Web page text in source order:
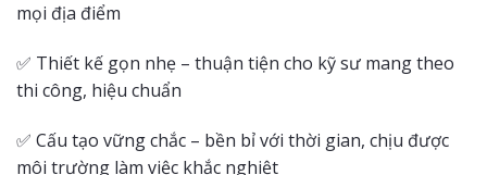
mọi địa điểm
✅ Thiết kế gọn nhẹ – thuận tiện cho kỹ sư mang theo
thi công, hiệu chuẩn
✅ Cấu tạo vững chắc – bền bỉ với thời gian, chịu được
môi trường làm việc khắc nghiệt